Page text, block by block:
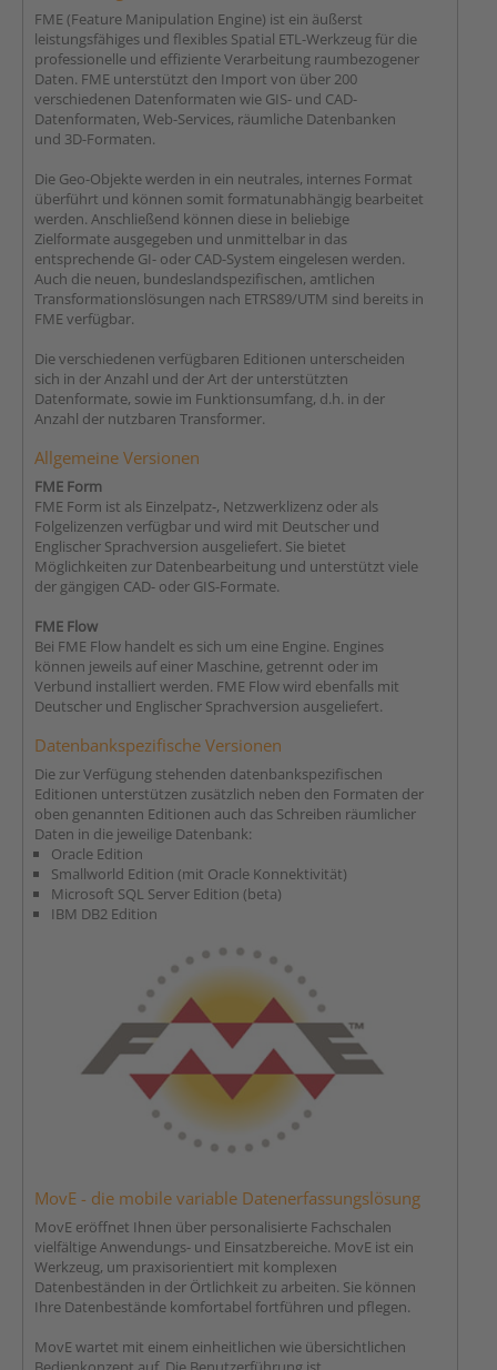
FME (Feature Manipulation Engine) ist ein äußerst
leistungsfähiges und flexibles Spatial ETL-Werkzeug für die
professionelle und effiziente Verarbeitung raumbezogener
Daten. FME unterstützt den Import von über 200
verschiedenen Datenformaten wie GIS- und CAD-
Datenformaten, Web-Services, räumliche Datenbanken
und 3D-Formaten.
Die Geo-Objekte werden in ein neutrales, internes Format
überführt und können somit formatunabhängig bearbeitet
werden. Anschließend können diese in beliebige
Zielformate ausgegeben und unmittelbar in das
entsprechende GI- oder CAD-System eingelesen werden.
Auch die neuen, bundeslandspezifischen, amtlichen
Transformationslösungen nach ETRS89/UTM sind bereits in
FME verfügbar.
Die verschiedenen verfügbaren Editionen unterscheiden
sich in der Anzahl und der Art der unterstützten
Datenformate, sowie im Funktionsumfang, d.h. in der
Anzahl der nutzbaren Transformer.
Allgemeine Versionen
FME Form
FME Form ist als Einzelpatz-, Netzwerklizenz oder als
Folgelizenzen verfügbar und wird mit Deutscher und
Englischer Sprachversion ausgeliefert. Sie bietet
Möglichkeiten zur Datenbearbeitung und unterstützt viele
der gängigen CAD- oder GIS-Formate.
FME Flow
Bei FME Flow handelt es sich um eine Engine. Engines
können jeweils auf einer Maschine, getrennt oder im
Verbund installiert werden. FME Flow wird ebenfalls mit
Deutscher und Englischer Sprachversion ausgeliefert.
Datenbankspezifische Versionen
Die zur Verfügung stehenden datenbankspezifischen
Editionen unterstützen zusätzlich neben den Formaten der
oben genannten Editionen auch das Schreiben räumlicher
Daten in die jeweilige Datenbank:
Oracle Edition
Smallworld Edition (mit Oracle Konnektivität)
Microsoft SQL Server Edition (beta)
IBM DB2 Edition
MovE - die mobile variable Datenerfassungslösung
MovE eröffnet Ihnen über personalisierte Fachschalen
vielfältige Anwendungs- und Einsatzbereiche. MovE ist ein
Werkzeug, um praxisorientiert mit komplexen
Datenbeständen in der Örtlichkeit zu arbeiten. Sie können
Ihre Datenbestände komfortabel fortführen und pflegen.
MovE wartet mit einem einheitlichen wie übersichtlichen